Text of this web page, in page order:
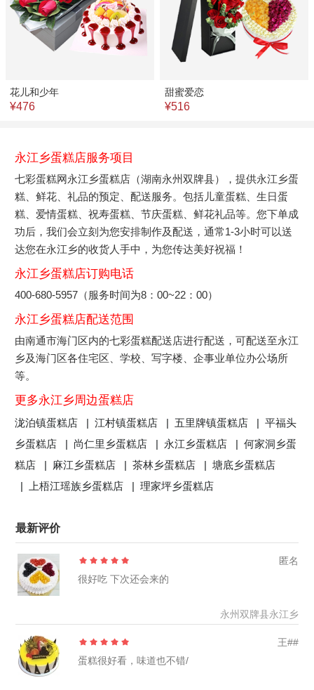
花儿和少年
¥476
甜蜜爱恋
¥516
永江乡蛋糕店服务项目
七彩蛋糕网永江乡蛋糕店（湖南永州双牌县），提供永江乡蛋
糕、鲜花、礼品的预定、配送服务。包括儿童蛋糕、生日蛋
糕、爱情蛋糕、祝寿蛋糕、节庆蛋糕、鲜花礼品等。您下单成
功后，我们会立刻为您安排制作及配送，通常1-3小时可以送
达您在永江乡的收货人手中，为您传达美好祝福！
永江乡蛋糕店订购电话
400-680-5957（服务时间为8：00~22：00）
永江乡蛋糕店配送范围
由南通市海门区内的七彩蛋糕配送店进行配送，可配送至永江
乡及海门区各住宅区、学校、写字楼、企事业单位办公场所
等。
更多永江乡周边蛋糕店
泷泊镇蛋糕店 |江村镇蛋糕店 | 五里牌镇蛋糕店 |平福头
乡蛋糕店 | 尚仁里乡蛋糕店 | 永江乡蛋糕店 |何家洞乡蛋
糕店 | 麻江乡蛋糕店 |茶林乡蛋糕店 |塘底乡蛋糕店
|
上梧江瑶族乡蛋糕店 |理家坪乡蛋糕店
最新评价
匿名
很好吃 下次还会来的
永州双牌县永江乡
王##
蛋糕很好看，味道也不错/